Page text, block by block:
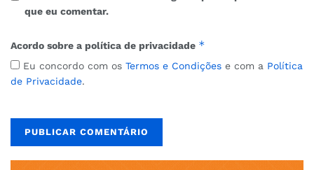
que eu comentar.
Acordo sobre a política de privacidade *
Eu concordo com os Termos e Condições e com a Política
de Privacidade.